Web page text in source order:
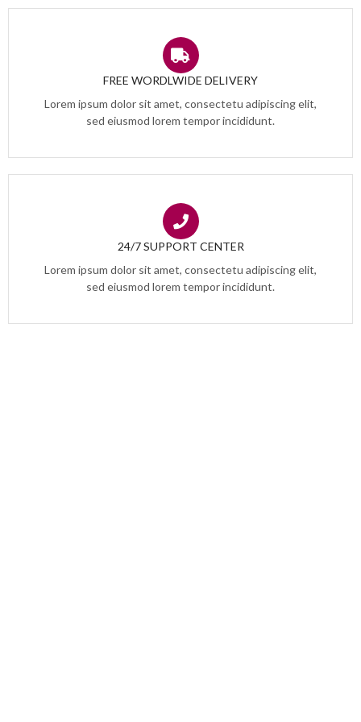
FREE WORDLWIDE DELIVERY
Lorem ipsum dolor sit amet, consectetu adipiscing elit,
sed eiusmod lorem tempor incididunt.
24/7 SUPPORT CENTER
Lorem ipsum dolor sit amet, consectetu adipiscing elit,
sed eiusmod lorem tempor incididunt.